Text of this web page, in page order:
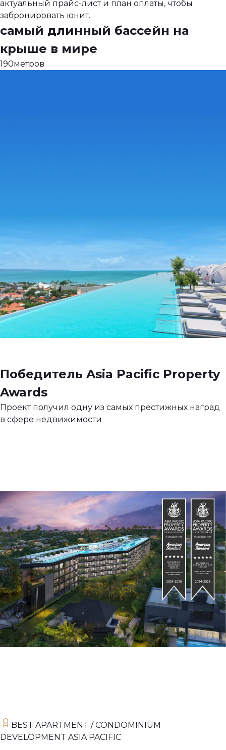
актуальный прайс-лист и план оплаты, чтобы
забронировать юнит.
самый длинный бассейн на
крыше в мире
190метров
Победитель Asia Pacific Property
Awards
Проект получил одну из самых престижных наград
в сфере недвижимости
BEST APARTMENT / CONDOMINIUM
DEVELOPMENT ASIA PACIFIC